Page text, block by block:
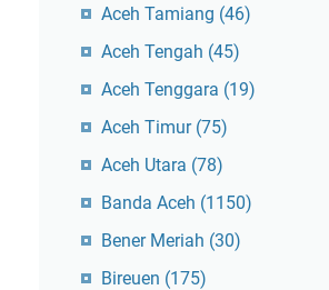
Aceh Tamiang (46)
Aceh Tengah (45)
Aceh Tenggara (19)
Aceh Timur (75)
Aceh Utara (78)
Banda Aceh (1150)
Bener Meriah (30)
Bireuen (175)